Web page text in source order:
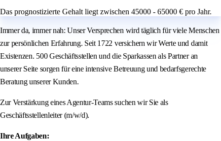
Das prognostizierte Gehalt liegt zwischen 45000 - 65000 € pro Jahr.
Immer da, immer nah: Unser Versprechen wird täglich für viele Menschen
zur persönlichen Erfahrung. Seit 1722 versichern wir Werte und damit
Existenzen. 500 Geschäftsstellen und die Sparkassen als Partner an
unserer Seite sorgen für eine intensive Betreuung und bedarfsgerechte
Beratung unserer Kunden.
Zur Verstärkung eines Agentur-Teams suchen wir Sie als
Geschäftsstellenleiter (m/w/d).
Ihre Aufgaben: